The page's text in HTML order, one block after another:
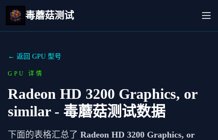
毒蘑菇测试
← 返回 GPU 型号
GPU 详情
Radeon HD 3200 Graphics, or
similar- 毒蘑菇测试数据
下面的表格汇总了 Radeon HD 3200 Graphics, or